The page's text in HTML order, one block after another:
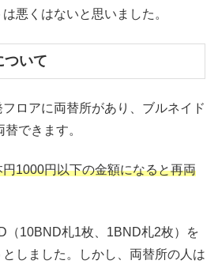
悪くはないと思いました。
ついて
ロアに両替所があり、ブルネイド
できます。
円1000円以下の金額になると再両
（10BND札1枚、1BND札2枚）を
しました。しかし、両替所の人は